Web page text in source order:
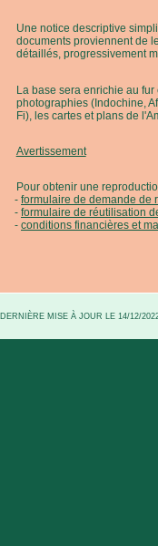
Une notice descriptive
documents proviennent de
détaillés, progressivement
La base sera enrichie au
photographies (Indochine,
Fi), les cartes et plans de
Avertissement
Pour obtenir une
formulaire de demande de
formulaire de réutilisation
conditions financières et
DERNIÈRE MISE À JOUR LE 14/12/